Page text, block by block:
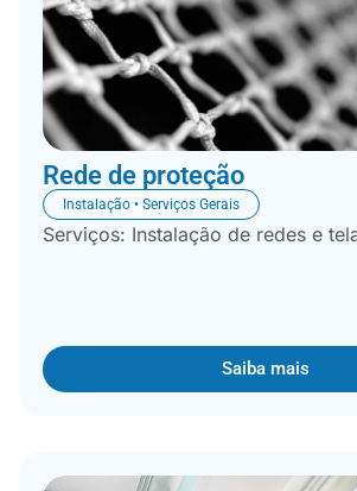
Rede de proteção
Instalação • Serviços Gerais
Serviços: Instalação de redes e
Saiba mais